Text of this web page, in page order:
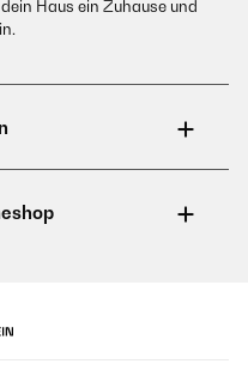
Haus ein Zuhause und